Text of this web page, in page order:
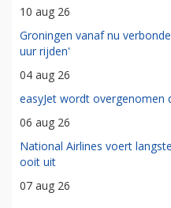
10 aug 26
Groningen vanaf nu
uur rijden'
04 aug 26
easyJet wordt overgenomen
06 aug 26
National Airlines voert
ooit uit
07 aug 26